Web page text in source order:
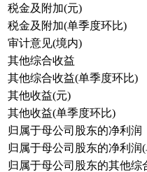
税金及附加(元)
税金及附加(单季度环比)
审计意见(境内)
其他综合收益
其他综合收益(单季度环比)
其他收益(元)
其他收益(单季度环比)
归属于母公司股东的净利润
归属于母公司股东的净利润
归属于母公司股东的其他综